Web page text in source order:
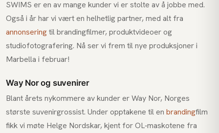
SWIMS er en av mange kunder vi er stolte av å jobbe med.
Også i år har vi vært en helhetlig partner, med alt fra
annonsering til brandingfilmer, produktvideoer og
studiofotografering. Nå ser vi frem til nye produksjoner i
Marbella i februar!
Way Nor og suvenirer
Blant årets nykommere av kunder er Way Nor, Norges
største suvenirgrossist. Under opptakene til en brandingfilm
fikk vi møte Helge Nordskar, kjent for OL-maskotene fra